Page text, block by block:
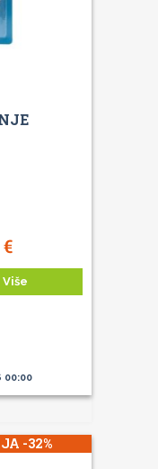
€
Više
00:00
-32%